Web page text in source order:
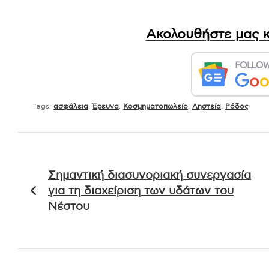
Ακολουθήστε μας
Tags: ασφάλεια ,Έρευνα Κοσμηματοπωλείο Ληστεία Ρόδος
άρθρων
Σημαντική διασυνοριακή συνεργασία
για τη διαχείριση των υδάτων του
Νέστου